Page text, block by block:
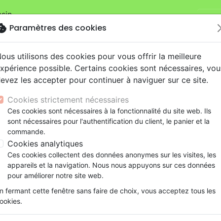
Je
sur la boutiqueLa Maison de la Bible Suisse
NouveautésBibles
Testaments
Etude biblique
NEG
Bandes dessinées
Souffrance, Relation d'aide
Santé
Événements actuels
Couple
Découverte de la foi
Souffrance, Relation d'aide
Psychologie
Adolescents, jeunes
Latino, Folk
Soul
Rap, Hip-hop
Louange, Adoration
Hardrock, Métal
animés
conférences
Films, fiction
Jeux
la Voie [coll. Une semaine dans le monde du
La Chute de Jérusalem
Fuir la ville et suivre la Voie [coll.
Nouveau Testament]
Paramètres des cookies
utilisons des cookies pour vous offrir la meilleure
possible. Certains cookies sont nécessaires,
les accepter pour continuer à naviguer sur ce site.
Cookies strictement nécessaires
Ces cookies sont nécessaires à la fonctionnalité du site web. Ils
sont nécessaires pour l'authentification du client, le panier et la
commande.
Cookies analytiques
Ces cookies collectent des données anonymes sur les visites, les
appareils et la navigation. Nous nous appuyons sur ces données
pour améliorer notre site web.
fermant cette fenêtre sans faire de choix, vous acceptez tous les